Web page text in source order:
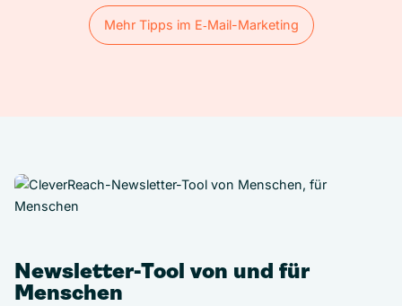
Mehr Tipps im E‑Mail-Marketing
Mehr Tipps im E‑Mail-Marketing
Newsletter-Tool von und für
Menschen